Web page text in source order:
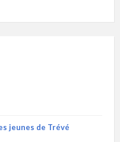
jeunes de Trévé